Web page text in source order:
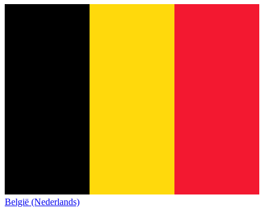
België (Nederlands)